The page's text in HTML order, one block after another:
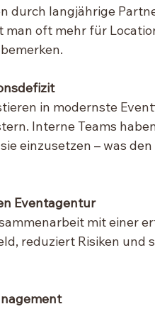
durch langjährige
oft mehr für
in modernste
Interne Teams
einzusetzen – was
Eventagentur
mit einer
reduziert Risiken